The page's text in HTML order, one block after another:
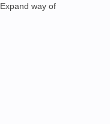
Expand way of